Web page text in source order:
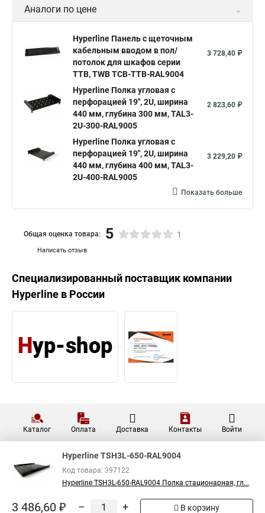
Аналоги по цене
Hyperline Панель с щеточным
кабельным вводом в пол/
потолок для шкафов серии
TTB, TWB TCB-TTB-RAL9004
3 728,40 ₽
Hyperline Полка угловая с
перфорацией 19", 2U, ширина
440 мм, глубина 300 мм, TAL3-
2U-300-RAL9005
2 823,60 ₽
Hyperline Полка угловая с
перфорацией 19", 2U, ширина
440 мм, глубина 400 мм, TAL3-
2U-400-RAL9005
3 229,20 ₽
Показать больше
Написать отзыв
Общая оценка товара: 5 1
Специализированный поставщик компании
Hyperline в России
Каталог Оплата Доставка Контакты Войти
Hyperline TSH3L-650-RAL9004
Код товара: 397122
Hyperline TSH3L-650-RAL9004 Полка стационарная, гл...
3 486,60 ₽ – + В корзину